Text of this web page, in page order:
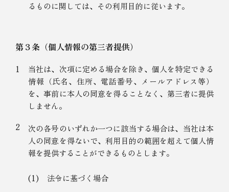
るものに関しては、その利用目的に従います。
第３条（個人情報の第三者提供）
1
当社は、次項に定める場合を除き、個人を特定できる
情報（氏名、住所、電話番号、メールアドレス等）
を、事前に本人の同意を得ることなく、第三者に提供
しません。
2
次の各号のいずれか一つに該当する場合は、当社は本
人の同意を得ないで、利用目的の範囲を超えて個人情
報を提供することができるものとします。
(1) 法令に基づく場合